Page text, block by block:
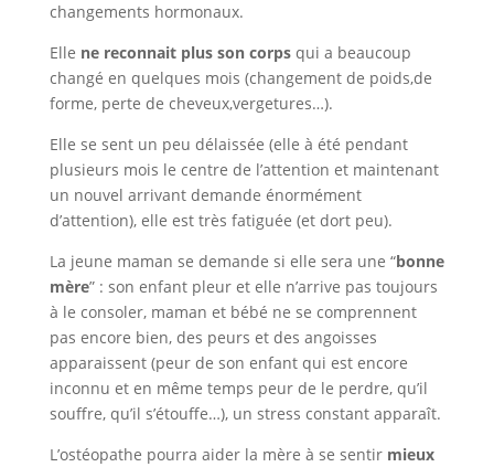
changements hormonaux.
Elle ne reconnait plus son corps qui a beaucoup
changé en quelques mois (changement de poids,de
forme, perte de cheveux,vergetures…).
Elle se sent un peu délaissée (elle à été pendant
plusieurs mois le centre de l’attention et maintenant
un nouvel arrivant demande énormément
d’attention), elle est très fatiguée (et dort peu).
La jeune maman se demande si elle sera une “bonne
mère” : son enfant pleur et elle n’arrive pas toujours
à le consoler, maman et bébé ne se comprennent
pas encore bien, des peurs et des angoisses
apparaissent (peur de son enfant qui est encore
inconnu et en même temps peur de le perdre, qu’il
souffre, qu’il s’étouffe…), un stress constant apparaît.
L’ostéopathe pourra aider la mère à se sentir mieux